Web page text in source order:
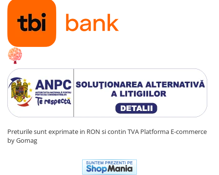
Preturile sunt exprimate in RON si contin TVA Platforma E-commerce
by Gomag